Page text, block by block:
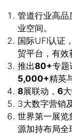
管道行业高品
业空间。
国际UFI认证
贸平台，有效
推出80+专题
5,000+精英
8展联动， 6
3大数字营销
世界第一展览
源加持布局全